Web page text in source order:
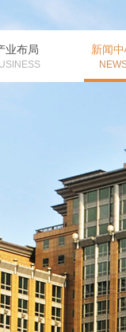
新闻
业布局
董事长致辞 公